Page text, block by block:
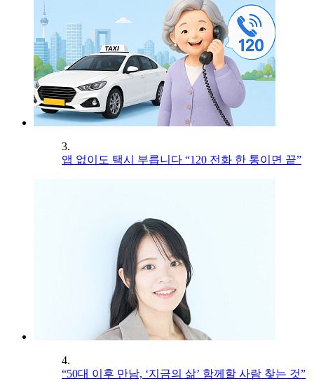
3.
앱 없이도 택시 부릅니다 “120 전화 한 통이면 끝”
4.
“50대 이후 만남, ‘지금의 삶’ 함께할 사람 찾는 것”